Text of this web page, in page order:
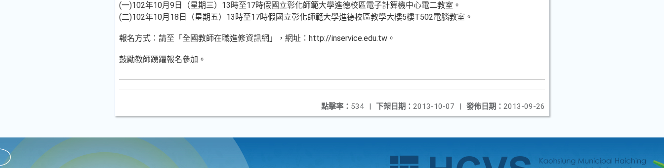
(一)102年10月9日（星期三）13時至17時假國立彰化師範大學進德校區電子計算機中心電二教室。
(二)102年10月18日（星期五）13時至17時假國立彰化師範大學進德校區教學大樓5樓T502電腦教室。
報名方式：請至「全國教師在職進修資訊網」，網址：http://inservice.edu.tw。
鼓勵教師踴躍報名參加。
發佈日期： 2013-09-26
下架日期： 2013-10-07 |
點擊率： 534 |